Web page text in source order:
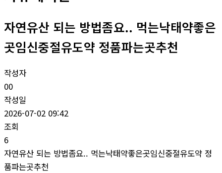
자연유산 되는 방법좀요.. 먹는낙태약좋은
곳임신중절유도약 정품파는곳추천
작성자
00
작성일
2026-07-02 09:42
조회
6
자연유산 되는 방법좀요.. 먹는낙태약좋은곳임신중절유도약 정
품파는곳추천